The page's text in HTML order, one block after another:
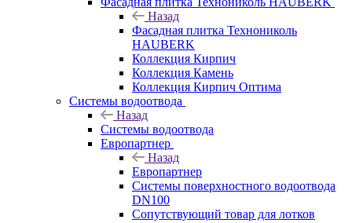
Назад
Фасадная плитка Технониколь
HAUBERK
Кол​лекция Кирпич
Кол​лекция Камень
Коллекция Кирпич Оптима
Системы водоотвода
Назад
Системы водоотвода
Европартнер
Назад
Европартнер
Системы поверхностного водоотвода
DN100
Сопутствующий товар для лотков